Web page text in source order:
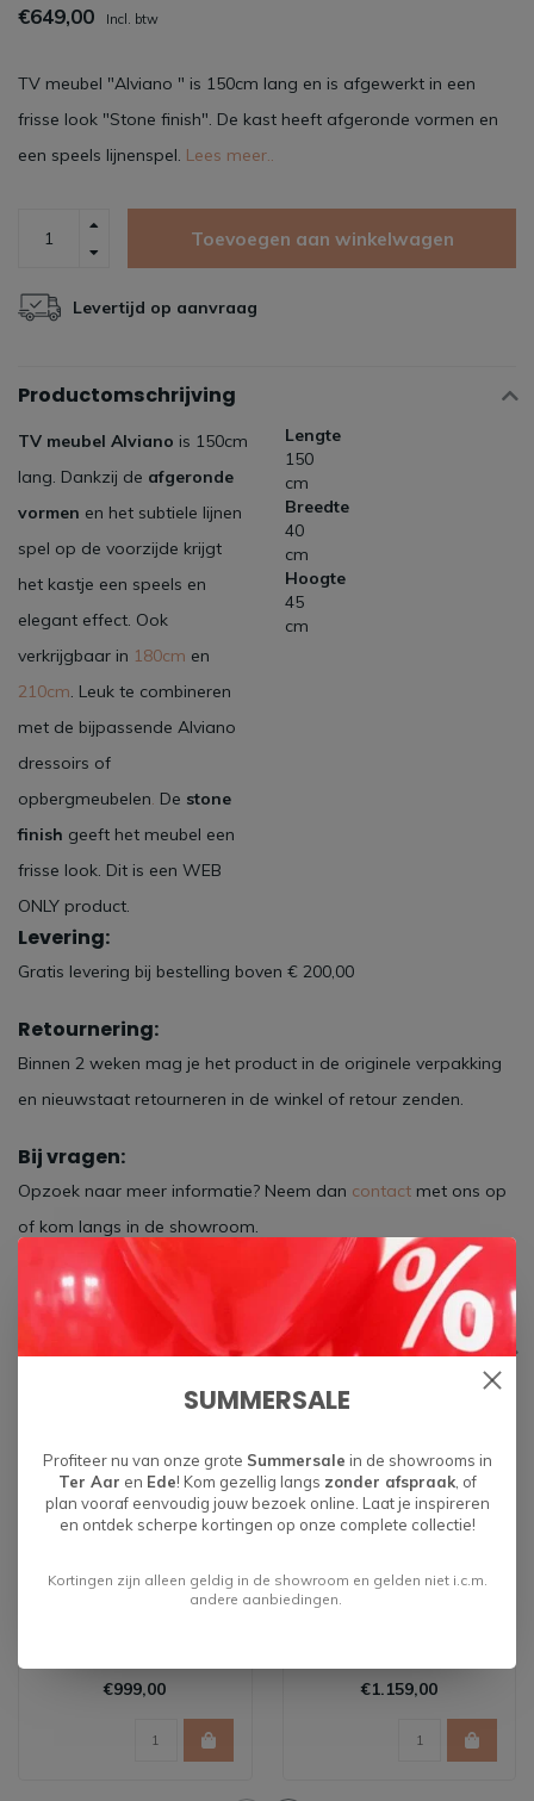
€649,00 Incl. btw
TV meubel "Alviano " is 150cm lang en is afgewerkt in een
frisse look "Stone finish". De kast heeft afgeronde vormen en
een speels lijnenspel. Lees meer..
Toevoegen aan winkelwagen
Levertijd op aanvraag
Productomschrijving
TV meubel Alviano is 150cm
lang. Dankzij de afgeronde
vormen en het subtiele lijnen
spel op de voorzijde krijgt
het kastje een speels en
elegant effect. Ook
verkrijgbaar in 180cm en
210cm. Leuk te combineren
met de bijpassende Alviano
dressoirs of
opbergmeubelen. De stone
finish geeft het meubel een
frisse look. Dit is een WEB
ONLY product.
Lengte
150
cm
Breedte
40
cm
Hoogte
45
cm
Levering:
Gratis levering bij bestelling boven € 200,00
Retournering:
Binnen 2 weken mag je het product in de originele verpakking
en nieuwstaat retourneren in de winkel of retour zenden.
Bij vragen:
Opzoek naar meer informatie? Neem dan contact met ons op
of kom langs in de showroom.
Specificaties
Gerelateerde producten
€999,00 €1.159,00
SUMMERSALE
Profiteer nu van onze grote Summersale in de showrooms in
Ter Aar en Ede! Kom gezellig langs zonder afspraak, of
plan vooraf eenvoudig jouw bezoek online. Laat je inspireren
en ontdek scherpe kortingen op onze complete collectie!
Kortingen zijn alleen geldig in de showroom en gelden niet i.c.m.
andere aanbiedingen.